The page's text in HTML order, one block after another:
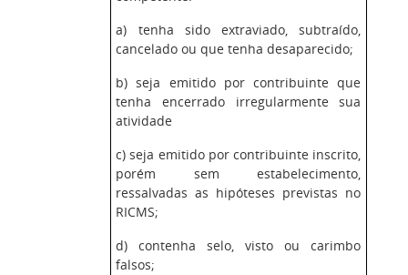
a) tenha sido extraviado, subtraído,
cancelado ou que tenha desaparecido;
b) seja emitido por contribuinte que
tenha encerrado irregularmente sua
atividade
c) seja emitido por contribuinte inscrito,
porém sem estabelecimento,
ressalvadas as hipóteses previstas no
RICMS;
d) contenha selo, visto ou carimbo
falsos;